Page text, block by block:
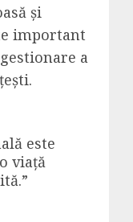
și
important
a
este
viață